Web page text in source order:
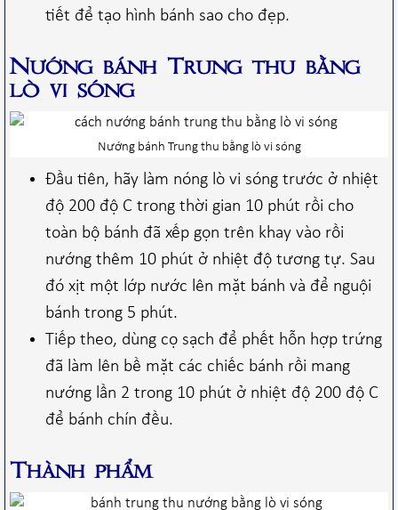
tiết để tạo hình bánh sao cho đẹp.
Nướng bánh Trung thu bằng
lò vi sóng
Nướng bánh Trung thu bằng lò vi sóng
Đầu tiên, hãy làm nóng lò vi sóng trước ở nhiệt
độ 200 độ C trong thời gian 10 phút rồi cho
toàn bộ bánh đã xếp gọn trên khay vào rồi
nướng thêm 10 phút ở nhiệt độ tương tự. Sau
đó xịt một lớp nước lên mặt bánh và để nguội
bánh trong 5 phút.
Tiếp theo, dùng cọ sạch để phết hỗn hợp trứng
đã làm lên bề mặt các chiếc bánh rồi mang
nướng lần 2 trong 10 phút ở nhiệt độ 200 độ C
để bánh chín đều.
Thành phẩm